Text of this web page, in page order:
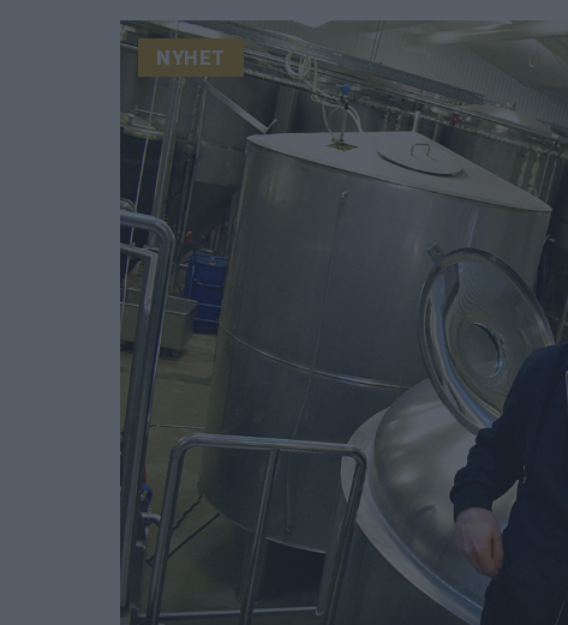
NYHET